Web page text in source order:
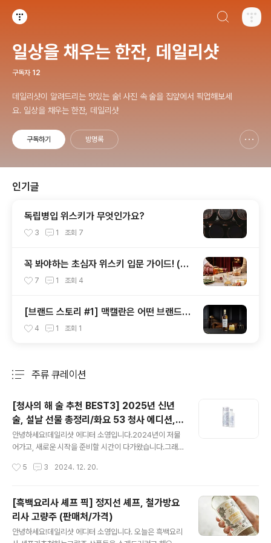
일상을 채우는 한잔, 데일리샷
구독자 12
데일리샷이 알려드리는 맛있는 술! 사진 속 술을 집앞에서 픽업해보세
요. 일상을 채우는 한잔, 데일리샷
구독하기 방명록
인기글
독립병입 위스키가 무엇인가요?
3 1 조회 7
꼭 봐야하는 초심자 위스키 입문 가이드! (입
문용 위스키 추천, 도움 되는 위스키 기초 상
7 1 조회 4
[브랜드 스토리 #1] 맥캘란은 어떤 브랜드인
가요?
4 1 조회 1
주류 큐레이션
[청사의 해 술 추천 BEST3] 2025년 신년
술, 설날 선물 총정리/화요 53 청사 에디션,
칭따오 복맥 에디션, 조니워커 블루 뱀띠 에디
션(판매처/가격)
안녕하세요!데일리샷 에디터 소영입니다.​2024년이 저물
어가고, 새로운 시작을 준비할 시간이 다가왔습니다.​그래
을 소개해 드리려고 해요.​다가오는 새해, 아래에 소개해드
화요 53 청사 에디션 2025년 푸른 뱀의 해를 맞아, 일러
스트 작가 '박연'과 '화요'가 함께 선보이는 특별한 에디션
을 소개합니다. 한국적인 터치가 돋보이는 지혜로운 뱀과
부귀영화를 상징하는 광주요의 모란꽃은 화요 53의 깊은
5 3 2024. 12. 20.
[흑백요리사 셰프 픽] 정지선 셰프, 철가방요
리사 고량주 (판매처/가격)
안녕하세요!데일리샷 에디터 소영입니다. 오늘은 흑백요리